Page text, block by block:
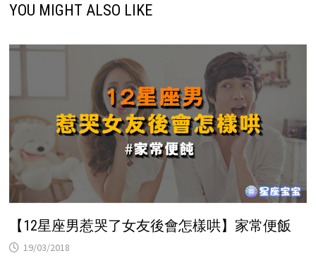
YOU MIGHT ALSO LIKE
【12星座男惹哭了女友後會怎樣哄】家常便飯
19/03/2018